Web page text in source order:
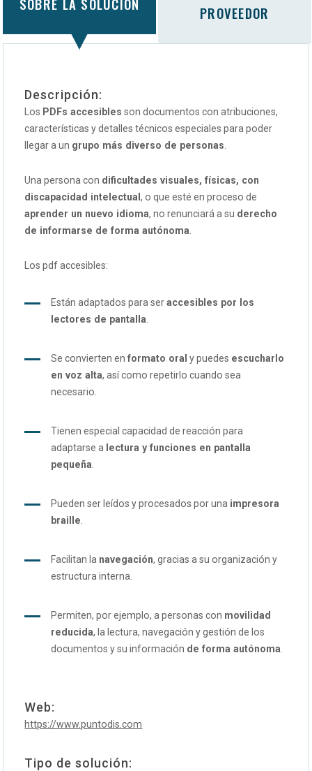
SOBRE LA SOLUCIÓN
PROVEEDOR
Descripción:
Los PDFs accesibles son documentos con atribuciones,
características y detalles técnicos especiales para poder
llegar a un grupo más diverso de personas.
Una persona con dificultades visuales, físicas, con
discapacidad intelectual, o que esté en proceso de
aprender un nuevo idioma, no renunciará a su derecho
de informarse de forma autónoma.
Los pdf accesibles:
Están adaptados para seraccesibles por los
lectores de pantalla.
Se convierten en formato oral y puedes escucharlo
en voz alta, así como repetirlo cuando sea
necesario.
Tienen especial capacidad de reacción para
adaptarse a lectura y funciones en pantalla
pequeña.
Pueden ser leídos y procesados por una impresora
braille.
Facilitan la navegación, gracias a su organización y
estructura interna.
Permiten, por ejemplo, a personas con movilidad
reducida, la lectura, navegación y gestión de los
documentos y su información de forma autónoma.
Web:
https://www.puntodis.com
Tipo de solución: